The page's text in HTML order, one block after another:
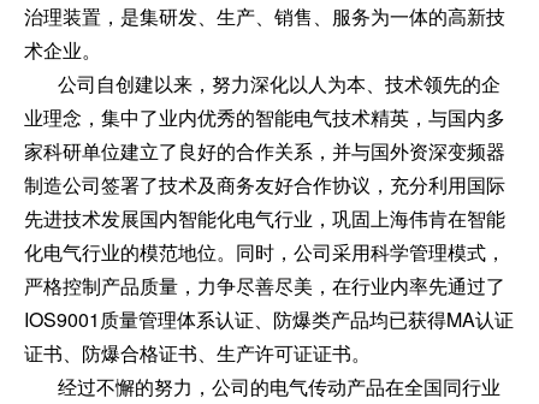
治理装置，是集研发、生产、销售、服务为一体的高新技
术企业。
公司自创建以来，努力深化以人为本、技术领先的企
业理念，集中了业内优秀的智能电气技术精英，与国内多
家科研单位建立了良好的合作关系，并与国外资深变频器
制造公司签署了技术及商务友好合作协议，充分利用国际
先进技术发展国内智能化电气行业，巩固上海伟肯在智能
化电气行业的模范地位。同时，公司采用科学管理模式，
严格控制产品质量，力争尽善尽美，在行业内率先通过了
IOS9001质量管理体系认证、防爆类产品均已获得MA认证
证书、防爆合格证书、生产许可证证书。
经过不懈的努力，公司的电气传动产品在全国同行业